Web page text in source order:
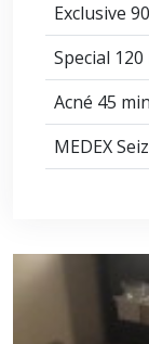
Exclusive
Special
Acné 45
MEDEX